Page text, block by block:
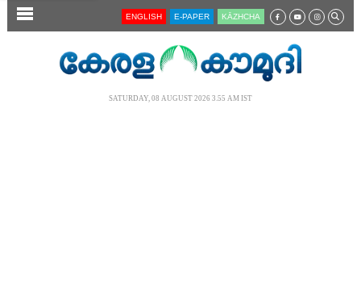
SECTIONS ENGLISH E-PAPER KĀZHCHA
SATURDAY, 08 AUGUST 2026 3.55 AM IST